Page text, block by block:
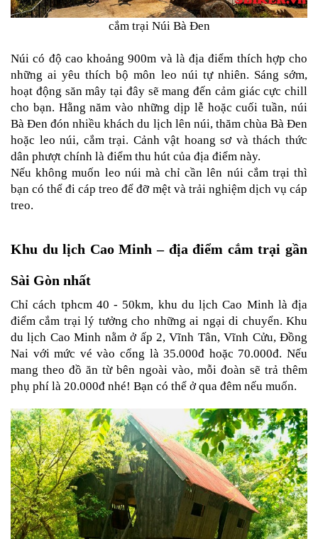
cắm trại Núi Bà Đen
Núi có độ cao khoảng 900m và là địa điểm thích hợp cho
những ai yêu thích bộ môn leo núi tự nhiên. Sáng sớm,
hoạt động săn mây tại đây sẽ mang đến cảm giác cực chill
cho bạn. Hằng năm vào những dịp lễ hoặc cuối tuần, núi
Bà Đen đón nhiều khách du lịch lên núi, thăm chùa Bà Đen
hoặc leo núi, cắm trại. Cảnh vật hoang sơ và thách thức
dân phượt chính là điểm thu hút của địa điểm này.
Nếu không muốn leo núi mà chỉ cần lên núi cắm trại thì
bạn có thể đi cáp treo để đỡ mệt và trải nghiệm dịch vụ cáp
treo.
Khu du lịch Cao Minh – địa điểm cắm trại gần
Sài Gòn nhất
Chỉ cách tphcm 40 - 50km, khu du lịch Cao Minh là địa
điểm cắm trại lý tưởng cho những ai ngại di chuyển. Khu
du lịch Cao Minh nằm ở ấp 2, Vĩnh Tân, Vĩnh Cửu, Đồng
Nai với mức vé vào cổng là 35.000đ hoặc 70.000đ. Nếu
mang theo đồ ăn từ bên ngoài vào, mỗi đoàn sẽ trả thêm
phụ phí là 20.000đ nhé! Bạn có thể ở qua đêm nếu muốn.